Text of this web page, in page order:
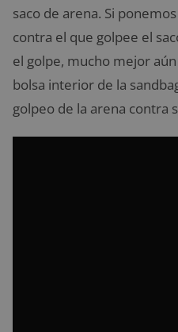
saco de arena. Si
contra el que golpee el
el golpe, mucho mejor
bolsa interior de la
golpeo de la arena contra